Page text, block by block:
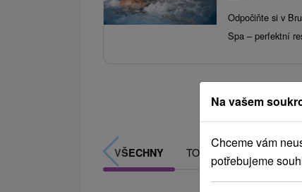
Odpočiňte si v
Spa – perfektní
VŠECHNY TOP -
Na vašem
Chceme vám
potřebujeme